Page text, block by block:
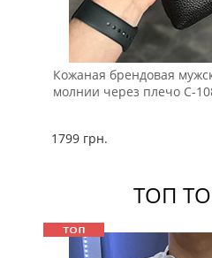
Кожаная брендовая
молнии через плечо С-
1799 грн.
ТОП